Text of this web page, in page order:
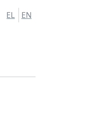
EL EN